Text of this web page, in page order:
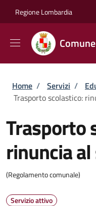
Regione Lombardia
Briciole di
Home / Servizi /
Trasporto scolastico:
Trasporto
rinuncia
(Regolamento comunale)
Servizio attivo